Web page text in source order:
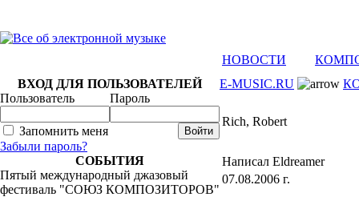
НОВОСТИ
ВХОД ДЛЯ ПОЛЬЗОВАТЕЛЕЙ
Пользователь
Пароль
Запомнить меня
Забыли пароль?
СОБЫТИЯ
Пятый международный джазовый
фестиваль "СОЮЗ КОМПОЗИТОРОВ"
E-MUSIC.RU
Rich, Robert
Написал Eldreamer
07.08.2006 г.